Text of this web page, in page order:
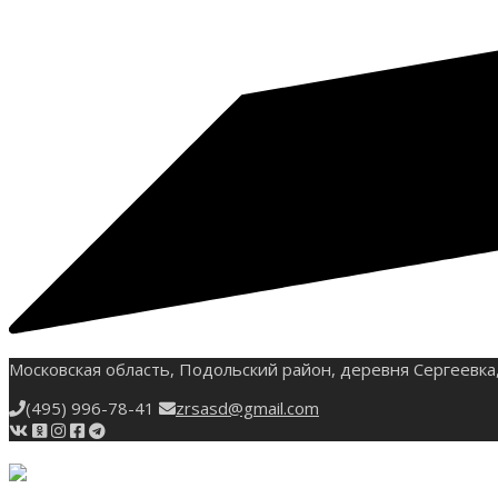
Московская область, Подольский район, деревня
(495) 996-78-41
zrsasd@gmail.com